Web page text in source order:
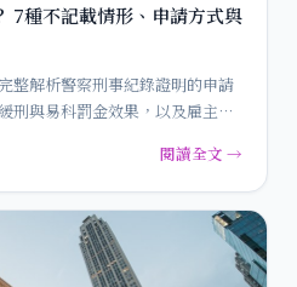
7種不記載情形、申請方式與
整解析警察刑事紀錄證明的申請
刑與易科罰金效果，以及雇主要
閱讀全文 →